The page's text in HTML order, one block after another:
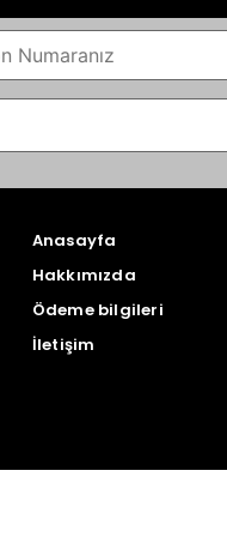
Anasayfa
Hakkımızda
Ödeme bilgileri
İletişim